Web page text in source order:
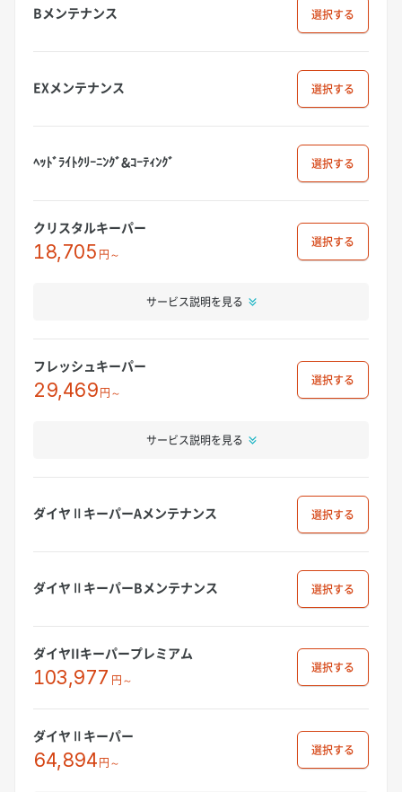
Bメンテナンス 選択
EXメンテナンス 選択
ﾍｯﾄﾞﾗｲﾄｸﾘｰﾆﾝｸﾞ&ｺｰﾃｨﾝｸﾞ 選択
クリスタルキーパー
18,705 円～
選択
サービス説明を見る
フレッシュキーパー
29,469円～
選択
サービス説明を見る
ダイヤⅡキーパーAメンテナンス 選択
ダイヤⅡキーパーBメンテナンス 選択
ダイヤIIキーパープレミアム
103,977 円～
選択
ダイヤⅡキーパー
64,894円～
選択